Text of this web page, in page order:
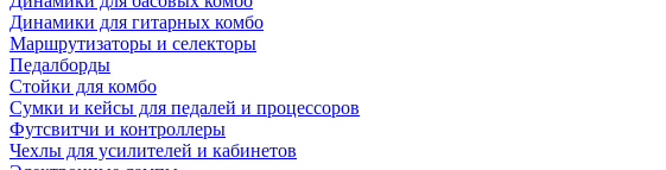
Динамики для гитарных комбо
Маршрутизаторы и селекторы
Педалборды
Стойки для комбо
Сумки и кейсы для педалей и процессоров
Футсвитчи и контроллеры
Чехлы для усилителей и кабинетов